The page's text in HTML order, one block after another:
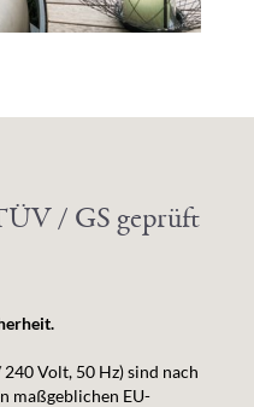
/ GS geprüft
Volt, 50 Hz) sind nach
maßgeblichen EU-